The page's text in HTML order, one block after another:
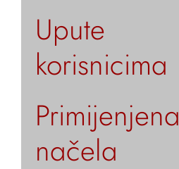
Upute
korisnicima
Primijenjena
načela